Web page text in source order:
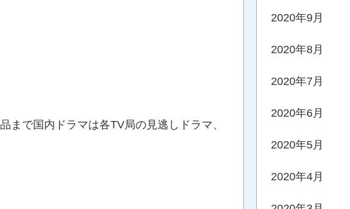
まで国内ドラマは各TV局の見逃しドラマ、
2020年9月
2020年8月
2020年7月
2020年6月
2020年5月
2020年4月